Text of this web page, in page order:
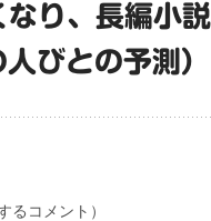
り、長編小
びとの予測）
るコメント）